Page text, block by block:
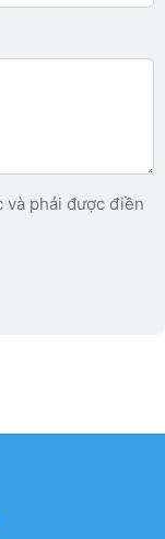
và phải được điền